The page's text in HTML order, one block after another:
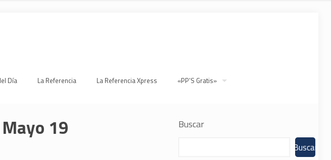
Día La Referencia La Referencia Xpress «PP’S Gratis»
19 Buscar
Buscar